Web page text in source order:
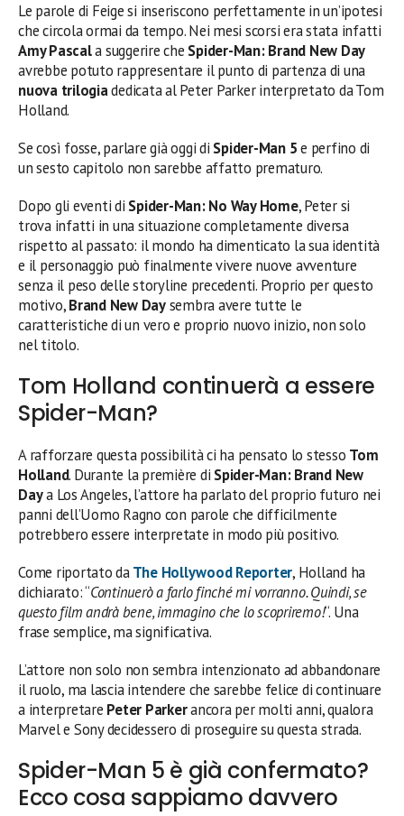
Le parole di Feige si inseriscono perfettamente in un’ipotesi
che circola ormai da tempo. Nei mesi scorsi era stata infatti
Amy Pascala suggerire che Spider-Man: Brand New Day
avrebbe potuto rappresentare il punto di partenza di una
nuova trilogiadedicata al Peter Parker interpretato da Tom
Holland.
Se così fosse, parlare già oggi di Spider-Man 5e perfino di
un sesto capitolo non sarebbe affatto prematuro.
Dopo gli eventi di Spider-Man: No Way Home, Peter si
trova infatti in una situazione completamente diversa
rispetto al passato: il mondo ha dimenticato la sua identità
e il personaggio può finalmente vivere nuove avventure
senza il peso delle storyline precedenti. Proprio per questo
motivo,Brand New Daysembra avere tutte le
caratteristiche di un vero e proprio nuovo inizio, non solo
nel titolo.
Tom Holland continuerà a essere
Spider-Man?
A rafforzare questa possibilità ci ha pensato lo stesso Tom
Holland. Durante la première di Spider-Man: Brand New
Daya Los Angeles, l’attore ha parlato del proprio futuro nei
panni dell’Uomo Ragno con parole che difficilmente
potrebbero essere interpretate in modo più positivo.
Come riportato daThe Hollywood Reporter, Holland ha
dichiarato: “Continuerò a farlo finché mi vorranno. Quindi, se
questo film andrà bene, immagino che lo scopriremo!“. Una
frase semplice, ma significativa.
L’attore non solo non sembra intenzionato ad abbandonare
il ruolo, ma lascia intendere che sarebbe felice di continuare
a interpretare Peter Parkerancora per molti anni, qualora
Marvel e Sony decidessero di proseguire su questa strada.
Spider-Man 5 è già confermato?
Ecco cosa sappiamo davvero